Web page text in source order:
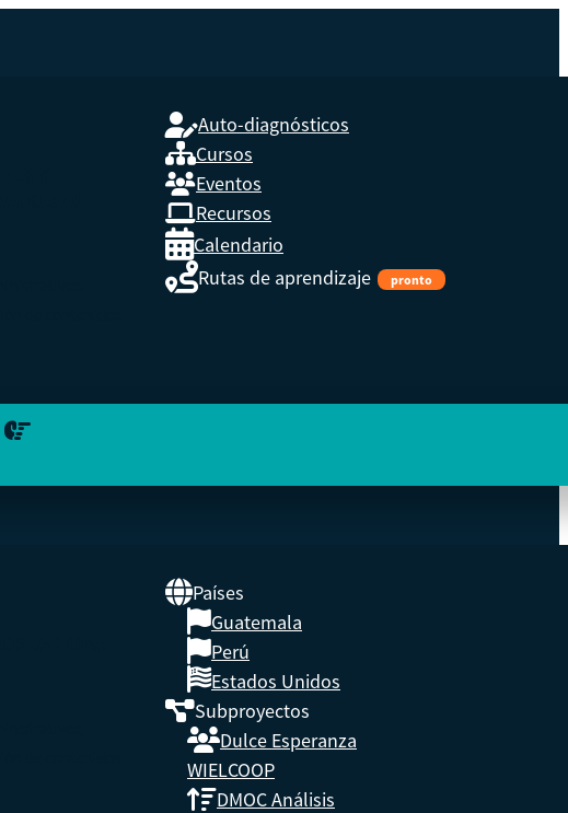
Auto-diagnósticos
Cursos
Eventos
Recursos
Calendario
Rutas de aprendizaje
pronto
Países
Guatemala
Perú
Estados Unidos
Subproyectos
Dulce Esperanza
WIELCOOP
DMOC Análisis